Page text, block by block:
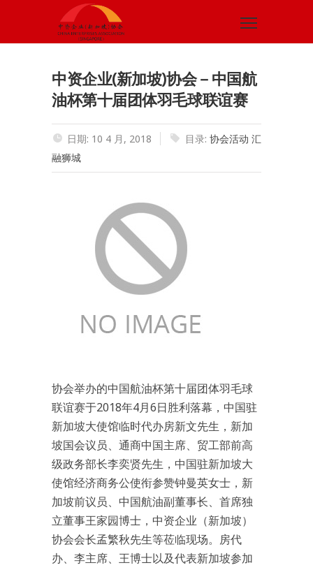
中资企业(新加坡)协会－中国航
油杯第十届团体羽毛球联谊赛
日期: 10 4 月, 2018 目录: 协会活动 汇
融狮城
协会举办的中国航油杯第十届团体羽毛球
联谊赛于2018年4月6日胜利落幕，中国驻
新加坡大使馆临时代办房新文先生，新加
坡国会议员、通商中国主席、贸工部前高
级政务部长李奕贤先生，中国驻新加坡大
使馆经济商务公使衔参赞钟曼英女士，新
加坡前议员、中国航油副董事长、首席独
立董事王家园博士，中资企业（新加坡）
协会会长孟繁秋先生等莅临现场。房代
办、李主席、王博士以及代表新加坡参加